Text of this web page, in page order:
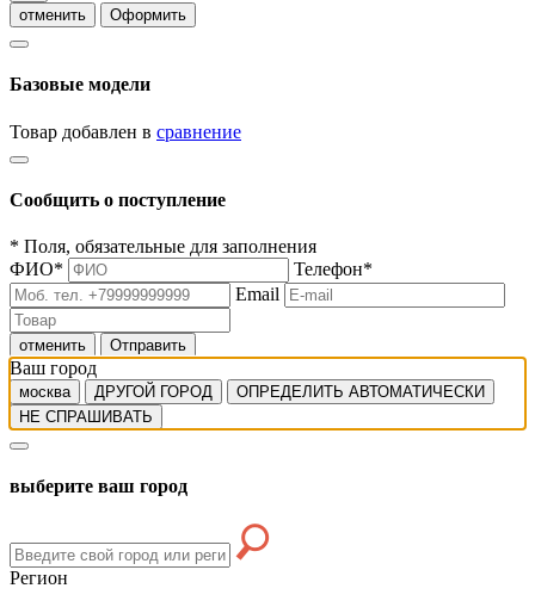
отменить
Оформить
Базовые модели
Товар добавлен в сравнение
Сообщить о поступление
* Поля, обязательные для заполнения
ФИО* Телефон*
Email
отменить Отправить
Ваш город
москва ДРУГОЙ ГОРОД
ОПРЕДЕЛИТЬ АВТОМАТИЧЕСКИ
НЕ СПРАШИВАТЬ
выберите ваш город
Регион